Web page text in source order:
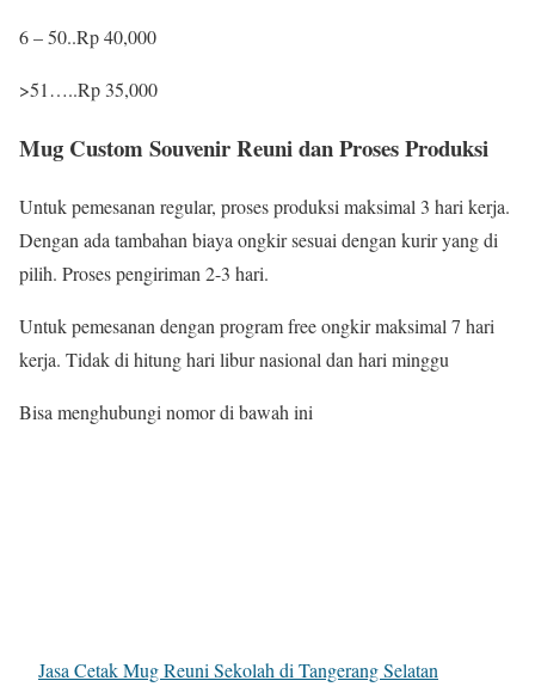
6 – 50..Rp 40,000
>51…..Rp 35,000
Mug Custom Souvenir Reuni dan Proses Produksi
Untuk pemesanan regular, proses produksi maksimal 3 hari kerja.
Dengan ada tambahan biaya ongkir sesuai dengan kurir yang di
pilih. Proses pengiriman 2-3 hari.
Untuk pemesanan dengan program free ongkir maksimal 7 hari
kerja. Tidak di hitung hari libur nasional dan hari minggu
Bisa menghubungi nomor di bawah ini
Jasa Cetak Mug Reuni Sekolah di Tangerang Selatan